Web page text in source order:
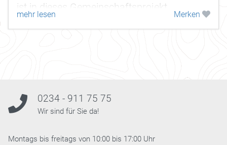
ist in dieses Gemeinschaftsprojekt
einbezogen und so gibt es viele tolle
Begegnungen.
mehr lesen Merken
0234 - 911 75 75
Wir sind für Sie da!
Montags bis freitags von 10:00 bis 17:00 Uhr